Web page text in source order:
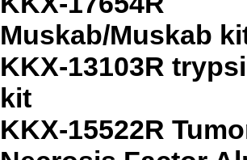
Muskab/Muskab
KKX-13103R
kit
KKX-15522R